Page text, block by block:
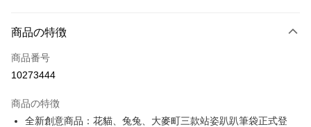
クレジットカード1回払い
コンビニ店頭代金引換
Apple Pay
商品の特徴
商品番号
10273444
商品の特徴
全新創意商品：花貓、兔兔、大麥町三款站姿趴趴筆袋正式登